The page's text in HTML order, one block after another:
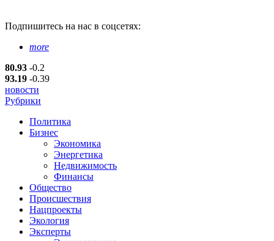
Подпишитесь на нас в соцсетях:
more
80.93 -0.2
93.19 -0.39
новости
Рубрики
Политика
Бизнес
Экономика
Энергетика
Недвижимость
Финансы
Общество
Происшествия
Нацпроекты
Экология
Эксперты